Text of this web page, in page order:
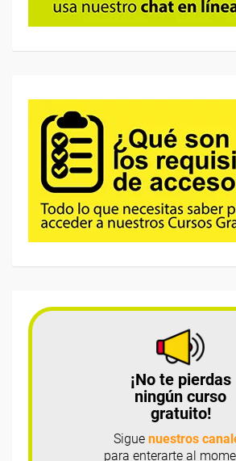
¡No te pierdas
ningún curso
gratuito!
Sigue nuestros
para enterarte al